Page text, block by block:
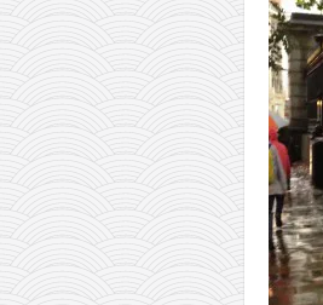
забрањена историја
ћирилица
породичне приче
прота Воја
уместо твитера
календар српски
азбуки и књиге
Окинава карате